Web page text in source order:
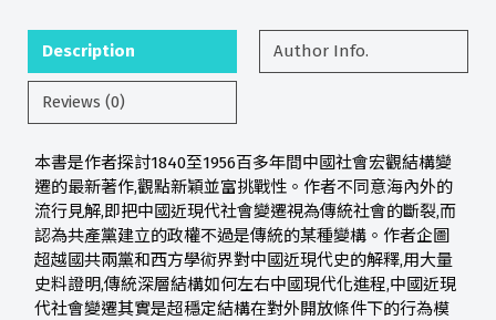
Description Author Info.
Reviews (0)
本書是作者探討1840至1956百多年間中國社會宏觀結構變
遷的最新著作,觀點新穎並富挑戰性。作者不同意海內外的
流行見解,即把中國近現代社會變遷視為傳統社會的斷裂,而
認為共產黨建立的政權不過是傳統的某種變構。作者企圖
超越國共兩黨和西方學術界對中國近現代史的解釋,用大量
史料證明,傳統深層結構如何左右中國現代化進程,中國近現
代社會變遷其實是超穩定結構在對外開放條件下的行為模